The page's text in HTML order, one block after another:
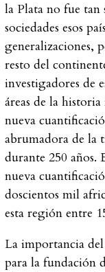
la Plata no fue
sociedades esos
generalizaciones,
resto del
investigadores de
áreas de la
nueva
abrumadora de la
durante 250 años.
nueva
doscientos mil
esta región entre
La importancia
para la fundación